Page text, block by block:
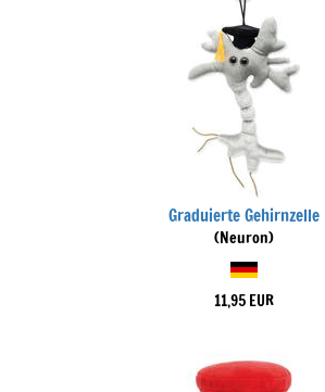
Graduierte Gehirnzelle
(Neuron)
11,95 EUR